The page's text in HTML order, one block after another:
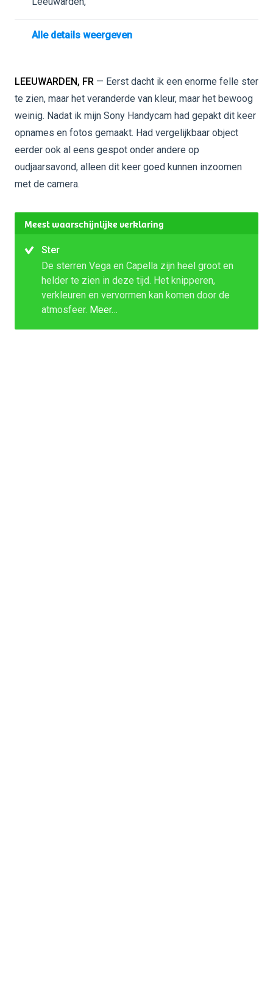
Alle details weergeven
LEEUWARDEN, FR — Eerst dacht ik een enorme felle ster
te zien, maar het veranderde van kleur, maar het bewoog
weinig. Nadat ik mijn Sony Handycam had gepakt dit keer
opnames en fotos gemaakt. Had vergelijkbaar object
eerder ook al eens gespot onder andere op
oudjaarsavond, alleen dit keer goed kunnen inzoomen
met de camera.
Meest waarschijnlijke verklaring
Ster
De sterren Vega en Capella zijn heel groot en
helder te zien in deze tijd. Het knipperen,
verkleuren en vervormen kan komen door de
atmosfeer. Meer…